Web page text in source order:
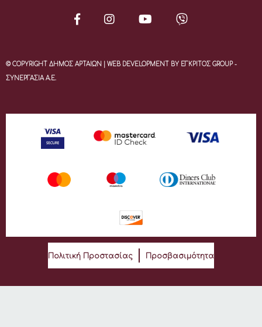
© COPYRIGHT ΔΗΜΟΣ ΑΡΤΑΙΩΝ | WEB DEVELOPMENT BY ΕΓΚΡΙΤΟΣ GROUP -
ΣΥΝΕΡΓΑΣΙΑ Α.Ε.
Πολιτική Προστασίας Προσβασιμότητα